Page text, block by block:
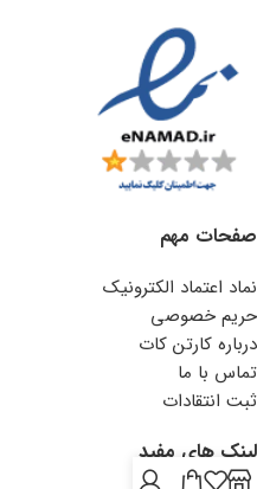
صفحات مهم
نماد اعتماد الکترونیک
حریم خصوصی
درباره کارتن کات
تماس با ما
ثبت انتقادات
لینک های مفید